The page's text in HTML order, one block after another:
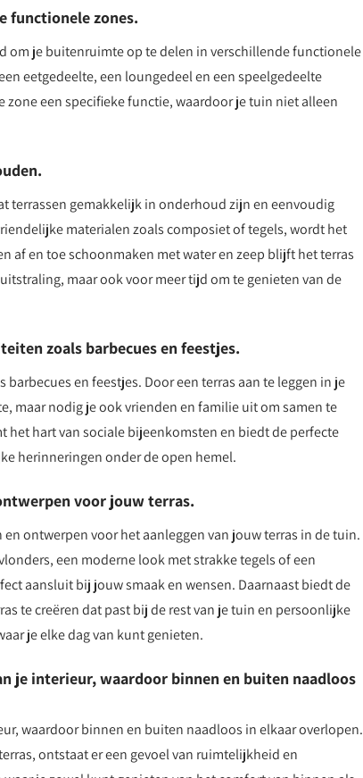
functionele zones.
om je buitenruimte op te delen in verschillende functionele
eetgedeelte, een loungedeel en een speelgedeelte
een specifieke functie, waardoor je tuin niet alleen
terrassen gemakkelijk in onderhoud zijn en eenvoudig
materialen zoals composiet of tegels, wordt het
af en toe schoonmaken met water en zeep blijft het terras
maar ook voor meer tijd om te genieten van de
zoals barbecues en feestjes.
en feestjes. Door een terras aan te leggen in je
maar nodig je ook vrienden en familie uit om samen te
het hart van sociale bijeenkomsten en biedt de perfecte
herinneringen onder de open hemel.
voor jouw terras.
ontwerpen voor het aanleggen van jouw terras in de tuin.
een moderne look met strakke tegels of een
aansluit bij jouw smaak en wensen. Daarnaast biedt de
te creëren dat past bij de rest van je tuin en persoonlijke
je elke dag van kunt genieten.
je interieur, waardoor binnen en buiten naadloos
waardoor binnen en buiten naadloos in elkaar overlopen.
ontstaat er een gevoel van ruimtelijkheid en